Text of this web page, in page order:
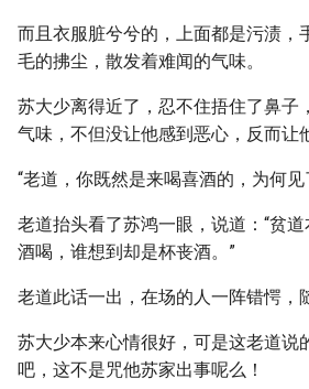
而且衣服脏兮兮的，上面都是污渍，
毛的拂尘，散发着难闻的气味。
苏大少离得近了，忍不住捂住了鼻子
气味，不但没让他感到恶心，反而让
“老道，你既然是来喝喜酒的，为何
老道抬头看了苏鸿一眼，说道：“贫
酒喝，谁想到却是杯丧酒。”
老道此话一出，在场的人一阵错愕，
苏大少本来心情很好，可是这老道说
吧，这不是咒他苏家出事呢么！